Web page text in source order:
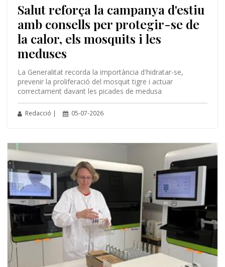
Salut reforça la campanya d'estiu
amb consells per protegir-se de
la calor, els mosquits i les
meduses
La Generalitat recorda la importància d'hidratar-se,
prevenir la proliferació del mosquit tigre i actuar
correctament davant les picades de medusa
Redacció | 05-07-2026